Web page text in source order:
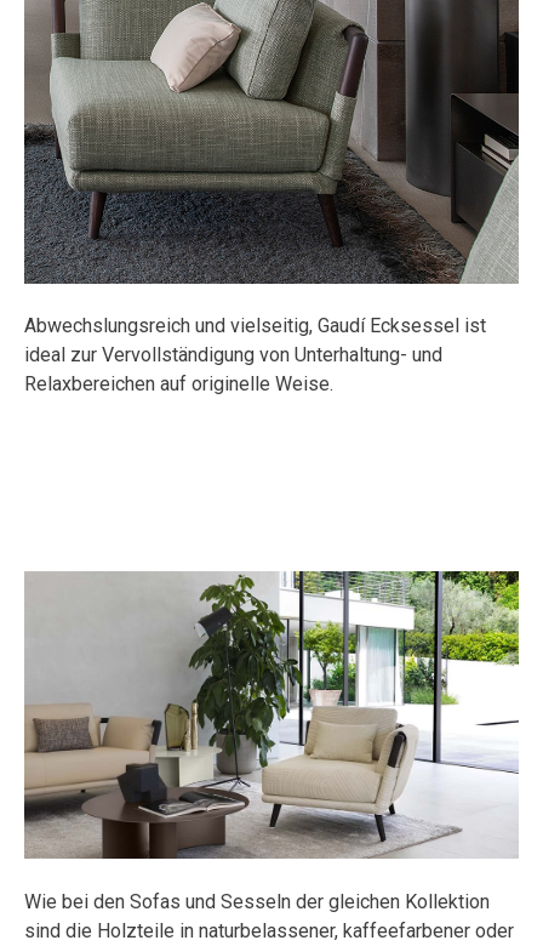
Abwechslungsreich und vielseitig, Gaudí Ecksessel ist
ideal zur Vervollständigung von Unterhaltung- und
Relaxbereichen auf originelle Weise.
Wie bei den Sofas und Sesseln der gleichen Kollektion
sind die Holzteile in naturbelassener, kaffeefarbener oder